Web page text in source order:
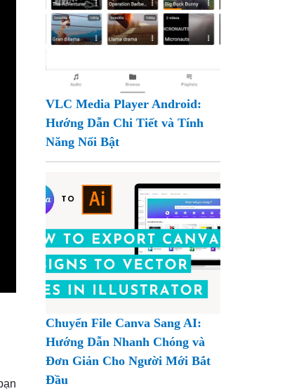
VLC Media Player Android:
Hướng Dẫn Chi Tiết và Tính
Năng Nổi Bật
Chuyển File Canva Sang AI:
Hướng Dẫn Nhanh Chóng và
Đơn Giản Cho Người Mới Bắt
Đầu